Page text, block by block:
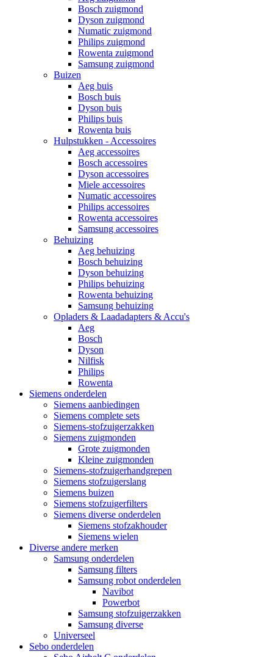
Bosch zuigmond
Dyson zuigmond
Numatic zuigmond
Philips zuigmond
Rowenta zuigmond
Samsung zuigmond
Buizen
Aeg buis
Bosch buis
Dyson buis
Philips buis
Rowenta buis
Hulpstukken - Accessoires
Aeg accessoires
Bosch accessoires
Dyson accessoires
Miele accessoires
Numatic accessoires
Philips accessoires
Rowenta accessoires
Samsung accessoires
Behuizing
Aeg behuizing
Bosch behuizing
Dyson behuizing
Philips behuizing
Rowenta behuizing
Samsung behuizing
Opladers & Laadadapters & Accu's
Aeg
Bosch
Dyson
Nilfisk
Philips
Rowenta
Siemens onderdelen
Siemens aanbiedingen
Siemens complete sets
Siemens-stofzuigerzakken
Siemens zuigmonden
Grote zuigmonden
Kleine zuigmonden
Siemens-stofzuigerhandgrepen
Siemens stofzuigerslang
Siemens buizen
Siemens stofzuigerfilters
Siemens diverse onderdelen
Siemens stofzakhouder
Siemens wielen
Diverse andere merken
Samsung onderdelen
Samsung filters
Samsung robot onderdelen
Navibot
Powerbot
Samsung stofzuigerzakken
Samsung diverse
Universeel
Sebo onderdelen